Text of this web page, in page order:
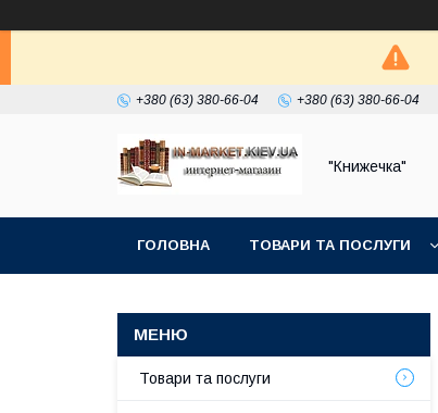
+380 (63) 380-66-04 +380 (63) 380-66-04
"Книжечка"
ГОЛОВНА ТОВАРИ ТА ПОСЛУГИ
Товари та послуги